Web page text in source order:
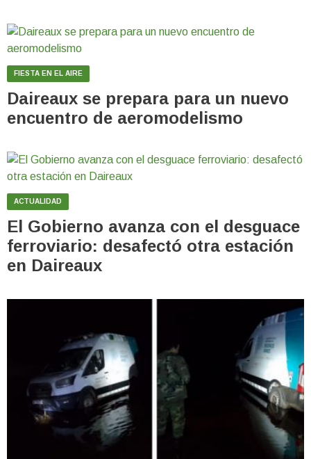
FIESTA EN EL AIRE
Daireaux se prepara para un nuevo
encuentro de aeromodelismo
ACTUALIDAD
El Gobierno avanza con el desguace
ferroviario: desafectó otra estación
en Daireaux